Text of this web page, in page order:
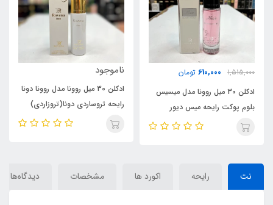
1,515,000
610,000 تومان
ادکلن 30 میل روونا مدل میسیس
بلوم پوکت رایحه میس دیور
بلومینگ بوکت - صورتی(misis
ناموجود
ادکلن 30 میل روونا مدل روونا دونا
رایحه تروساردی دونا(تروزاردی)
نت رایحه اکورد ها مشخصات دیدگاه‌ها